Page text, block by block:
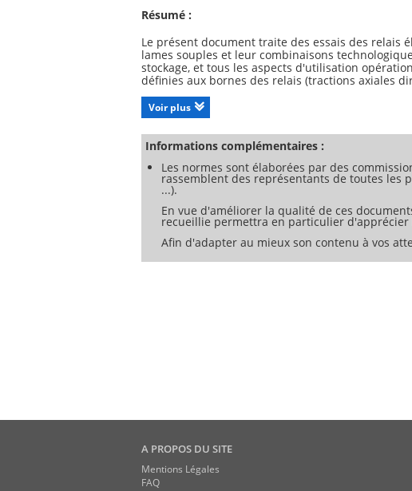
Résumé :
Le présent document traite des essais des relais
lames souples et leur combinaisons
stockage, et tous les aspects d'utilisation
définies aux bornes des relais (tractions axiales
pendant la manutention. En outre, il couvre les
Voir plus
Informations complémentaires :
Les normes sont élaborées par des
rassemblent des représentants de toutes les
...).
En vue d'améliorer la qualité de ces
recueillie permettra en particulier
Afin d'adapter au mieux son contenu à vos
A PROPOS DU SITE
Mentions Légales
FAQ